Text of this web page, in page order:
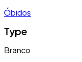
Óbidos
Type
Branco